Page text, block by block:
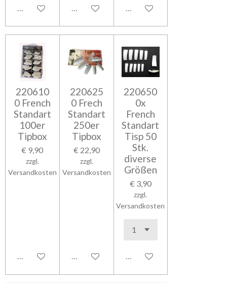
In den WarenkorbIn den WarenkorbIn den Warenkorb
220610
0 French
Standart
100er
Tipbox
€ 9,90
zzgl.
Versandkosten
In den Warenkorb
220625
0 Frech
Standart
250er
Tipbox
€ 22,90
zzgl.
Versandkosten
In den Warenkorb
220650
0x
French
Standart
Tisp 50
Stk.
diverse
Größen
€ 3,90
zzgl.
Versandkosten
In den Warenkorb